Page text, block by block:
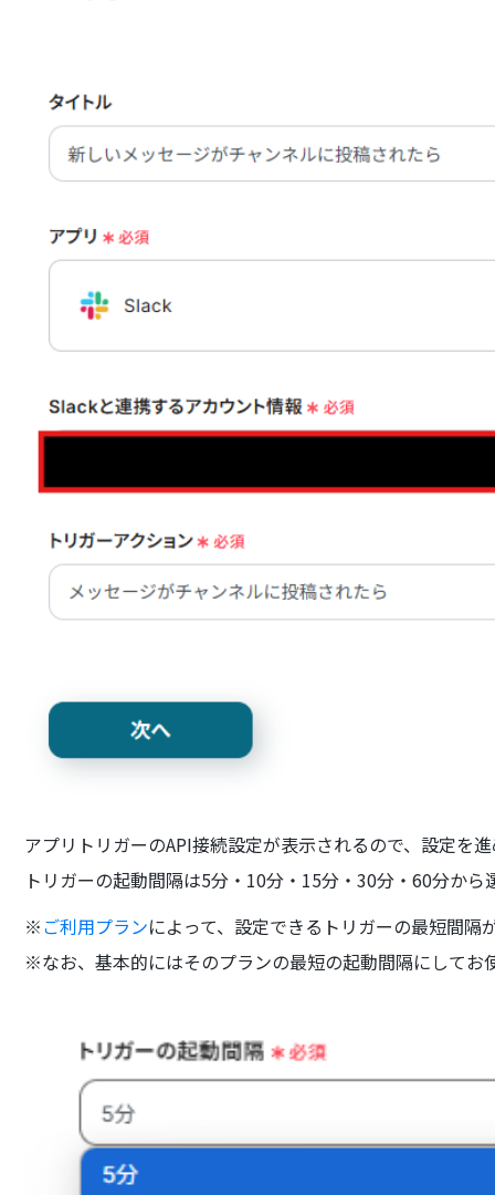
アプリトリガーのAPI接続設定が表示されるので、設定を
トリガーの起動間隔は5分・10分・15分・30分・60分から
※ご利用プランによって、設定できるトリガーの最短間隔
※なお、基本的にはそのプランの最短の起動間隔にしてお